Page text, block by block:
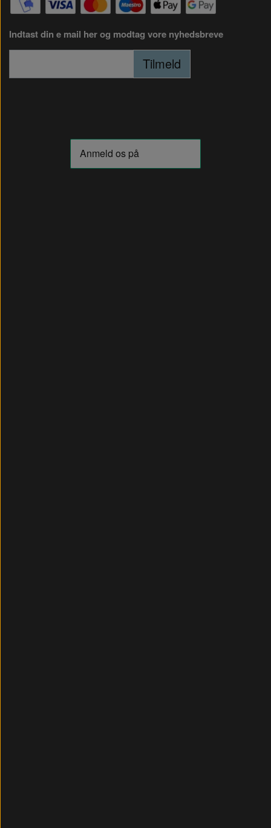
Indtast din e mail her og modtag vore nyhedsbreve
Tilmeld